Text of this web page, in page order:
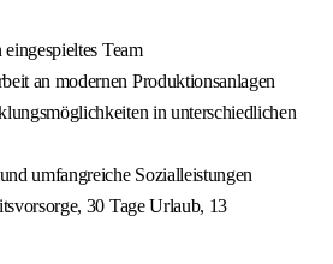
Team
an modernen Produktionsanlagen
in unterschiedlichen
umfangreiche Sozialleistungen
30 Tage Urlaub, 13